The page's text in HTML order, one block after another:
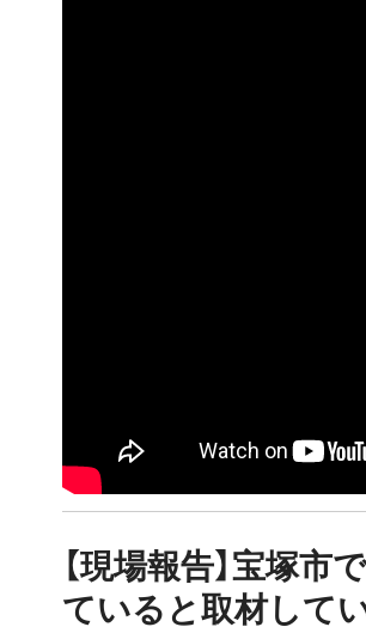
【現場報告】宝塚
ていると取材して